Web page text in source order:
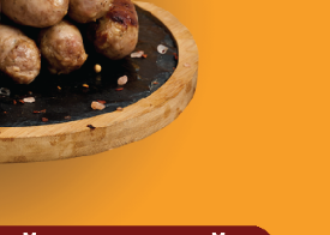
900,0 Розмір паллети,
мм: 1200*800*1800
Пакувальні матеріали: - п/е
пакет 1050*600 мм ДСТУ
7275:2012
прайс на унікальних